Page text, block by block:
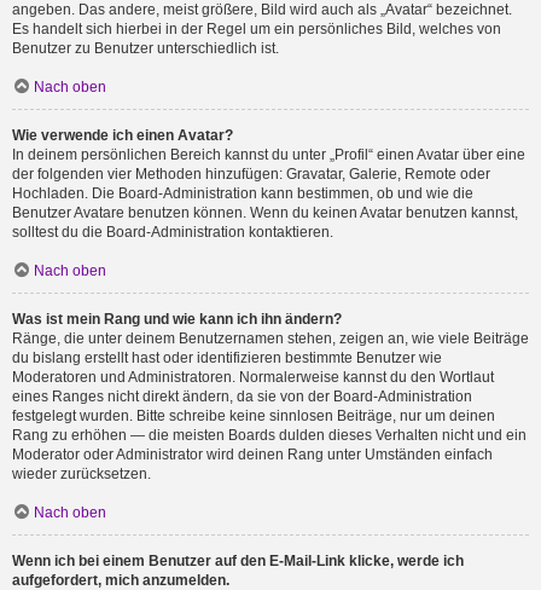
angeben. Das andere, meist größere, Bild wird auch als „Avatar“ bezeichnet.
Es handelt sich hierbei in der Regel um ein persönliches Bild, welches von
Benutzer zu Benutzer unterschiedlich ist.
Nach oben
Wie verwende ich einen Avatar?
In deinem persönlichen Bereich kannst du unter „Profil“ einen Avatar über eine
der folgenden vier Methoden hinzufügen: Gravatar, Galerie, Remote oder
Hochladen. Die Board-Administration kann bestimmen, ob und wie die
Benutzer Avatare benutzen können. Wenn du keinen Avatar benutzen kannst,
solltest du die Board-Administration kontaktieren.
Nach oben
Was ist mein Rang und wie kann ich ihn ändern?
Ränge, die unter deinem Benutzernamen stehen, zeigen an, wie viele Beiträge
du bislang erstellt hast oder identifizieren bestimmte Benutzer wie
Moderatoren und Administratoren. Normalerweise kannst du den Wortlaut
eines Ranges nicht direkt ändern, da sie von der Board-Administration
festgelegt wurden. Bitte schreibe keine sinnlosen Beiträge, nur um deinen
Rang zu erhöhen — die meisten Boards dulden dieses Verhalten nicht und ein
Moderator oder Administrator wird deinen Rang unter Umständen einfach
wieder zurücksetzen.
Nach oben
Wenn ich bei einem Benutzer auf den E-Mail-Link klicke, werde ich
aufgefordert, mich anzumelden.